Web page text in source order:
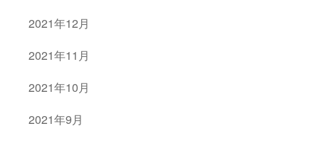
2021年12月
2021年11月
2021年10月
2021年9月